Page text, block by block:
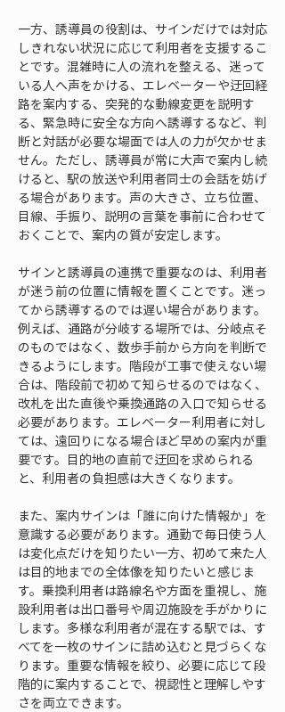
一方、誘導員の役割は、サインだけでは対応
しきれない状況に応じて利用者を支援するこ
とです。混雑時に人の流れを整える、迷って
いる人へ声をかける、エレベーターや迂回経
路を案内する、突発的な動線変更を説明す
る、緊急時に安全な方向へ誘導するなど、判
断と対話が必要な場面では人の力が欠かせま
せん。ただし、誘導員が常に大声で案内し続
けると、駅の放送や利用者同士の会話を妨げ
る場合があります。声の大きさ、立ち位置、
目線、手振り、説明の言葉を事前に合わせて
おくことで、案内の質が安定します。
サインと誘導員の連携で重要なのは、利用者
が迷う前の位置に情報を置くことです。迷っ
てから誘導するのでは遅い場合があります。
例えば、通路が分岐する場所では、分岐点そ
のものではなく、数歩手前から方向を判断で
きるようにします。階段が工事で使えない場
合は、階段前で初めて知らせるのではなく、
改札を出た直後や乗換通路の入口で知らせる
必要があります。エレベーター利用者に対し
ては、遠回りになる場合ほど早めの案内が重
要です。目的地の直前で迂回を求められる
と、利用者の負担感は大きくなります。
また、案内サインは「誰に向けた情報か」を
意識する必要があります。通勤で毎日使う人
は変化点だけを知りたい一方、初めて来た人
は目的地までの全体像を知りたいと感じま
す。乗換利用者は路線名や方面を重視し、施
設利用者は出口番号や周辺施設を手がかりに
します。多様な利用者が混在する駅では、す
べてを一枚のサインに詰め込むと見づらくな
ります。重要な情報を絞り、必要に応じて段
階的に案内することで、視認性と理解しやす
さを両立できます。